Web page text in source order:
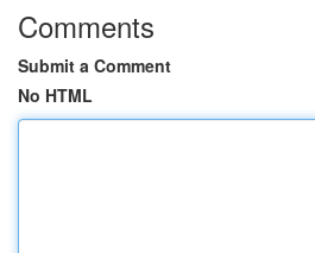
Comments
Submit a Comment
No HTML